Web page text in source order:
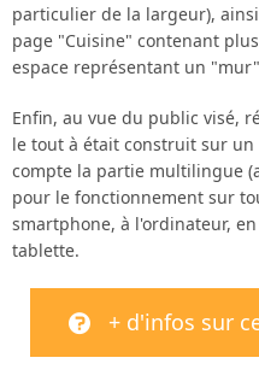
particulier de la largeur),
page "Cuisine" contenant
espace représentant un
Enfin, au vue du public visé,
le tout à était construit sur
compte la partie multilingue
pour le fonctionnement sur
smartphone, à l'ordinateur,
tablette.
+ d'infos sur